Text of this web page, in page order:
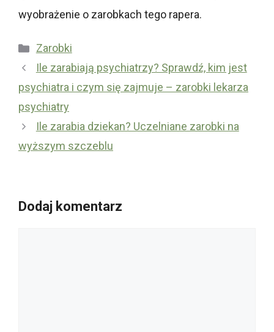
wyobrażenie o zarobkach tego rapera.
Kategorie
Zarobki
Ile zarabiają psychiatrzy? Sprawdź, kim jest
psychiatra i czym się zajmuje – zarobki lekarza
psychiatry
Ile zarabia dziekan? Uczelniane zarobki na
wyższym szczeblu
Dodaj komentarz